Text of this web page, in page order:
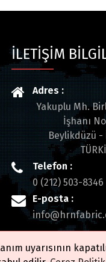
uyarısının
İLETİŞİM
Adres :
Yakuplu Mh.
İşhanı
Beylikdüzü
Telefon :
0 (212) 503-8346
E-posta :